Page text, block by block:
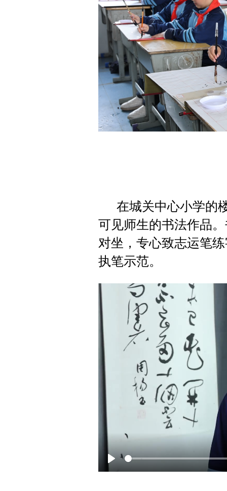
在城关中心小学的
可见师生的书法作品
对坐，专心致志运笔
执笔示范。
P